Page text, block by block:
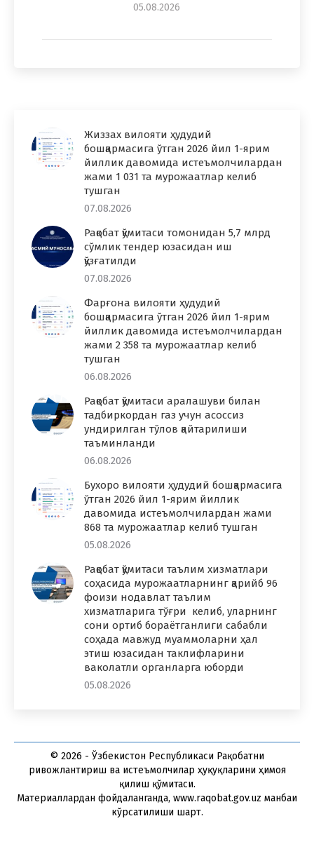
05.08.2026
Жиззах вилояти ҳудудий
бошқармасига ўтган 2026 йил 1-ярим
йиллик давомида истеъмолчилардан
жами 1 031 та мурожаатлар келиб
тушган
07.08.2026
Рақобат қўмитаси томонидан 5,7 млрд
сўмлик тендер юзасидан иш
қўзғатилди
07.08.2026
Фарғона вилояти ҳудудий
бошқармасига ўтган 2026 йил 1-ярим
йиллик давомида истеъмолчилардан
жами 2 358 та мурожаатлар келиб
тушган
06.08.2026
Рақобат қўмитаси аралашуви билан
тадбиркордан газ учун асоссиз
ундирилган тўлов қайтарилиши
таъминланди
06.08.2026
Бухоро вилояти ҳудудий бошқармасига
ўтган 2026 йил 1-ярим йиллик
давомида истеъмолчилардан жами
868 та мурожаатлар келиб тушган
05.08.2026
Рақобат қўмитаси таълим хизматлари
соҳасида мурожаатларнинг қарийб 96
фоизи нодавлат таълим
хизматларига тўғри келиб, уларнинг
сони ортиб бораётганлиги сабабли
соҳада мавжуд муаммоларни ҳал
этиш юзасидан таклифларини
ваколатли органларга юборди
05.08.2026
© 2026 - Ўзбекистон Республикаси Рақобатни
ривожлантириш ва истеъмолчилар ҳуқуқларини ҳимоя
қилиш қўмитаси.
Материаллардан фойдаланганда, www.raqobat.gov.uz манбаи
кўрсатилиши шарт.